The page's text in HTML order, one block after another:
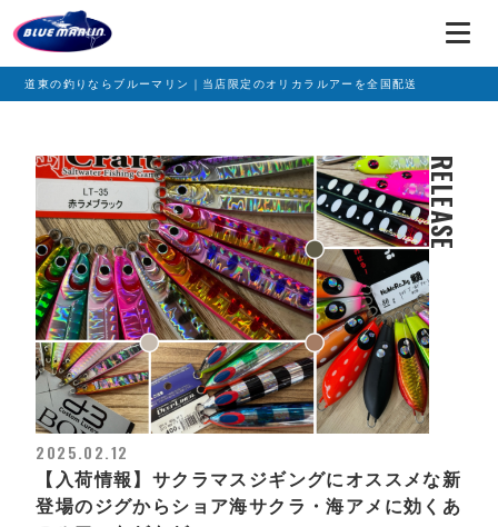
道東の釣りならブルーマリン｜当店限定のオリカラルアーを全国配送
RELEASE
2025.02.12
【入荷情報】サクラマスジギングにオススメな新
登場のジグからショア海サクラ・海アメに効くあ